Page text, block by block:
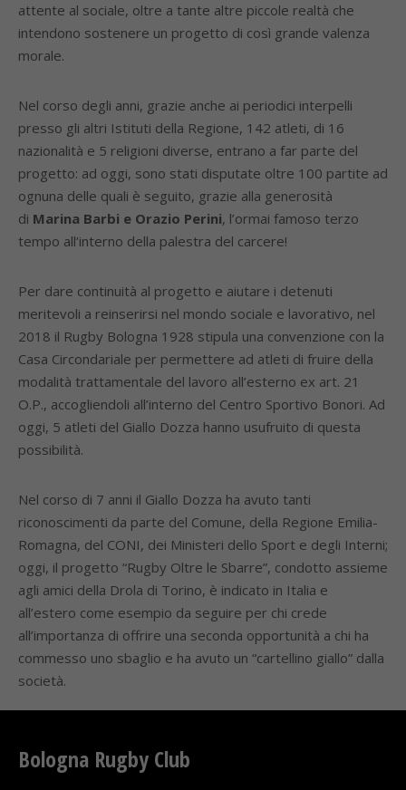
attente al sociale, oltre a tante altre piccole realtà che
intendono sostenere un progetto di così grande valenza
morale.
Nel corso degli anni, grazie anche ai periodici interpelli
presso gli altri Istituti della Regione, 142 atleti, di 16
nazionalità e 5 religioni diverse, entrano a far parte del
progetto: ad oggi, sono stati disputate oltre 100 partite ad
ognuna delle quali è seguito, grazie alla generosità
di Marina Barbi e Orazio Perini, l’ormai famoso terzo
tempo all’interno della palestra del carcere!
Per dare continuità al progetto e aiutare i detenuti
meritevoli a reinserirsi nel mondo sociale e lavorativo, nel
2018 il Rugby Bologna 1928 stipula una convenzione con la
Casa Circondariale per permettere ad atleti di fruire della
modalità trattamentale del lavoro all’esterno ex art. 21
O.P., accogliendoli all’interno del Centro Sportivo Bonori. Ad
oggi, 5 atleti del Giallo Dozza hanno usufruito di questa
possibilità.
Nel corso di 7 anni il Giallo Dozza ha avuto tanti
riconoscimenti da parte del Comune, della Regione Emilia-
Romagna, del CONI, dei Ministeri dello Sport e degli Interni;
oggi, il progetto “Rugby Oltre le Sbarre”, condotto assieme
agli amici della Drola di Torino, è indicato in Italia e
all’estero come esempio da seguire per chi crede
all’importanza di offrire una seconda opportunità a chi ha
commesso uno sbaglio e ha avuto un “cartellino giallo” dalla
società.
Bologna Rugby Club